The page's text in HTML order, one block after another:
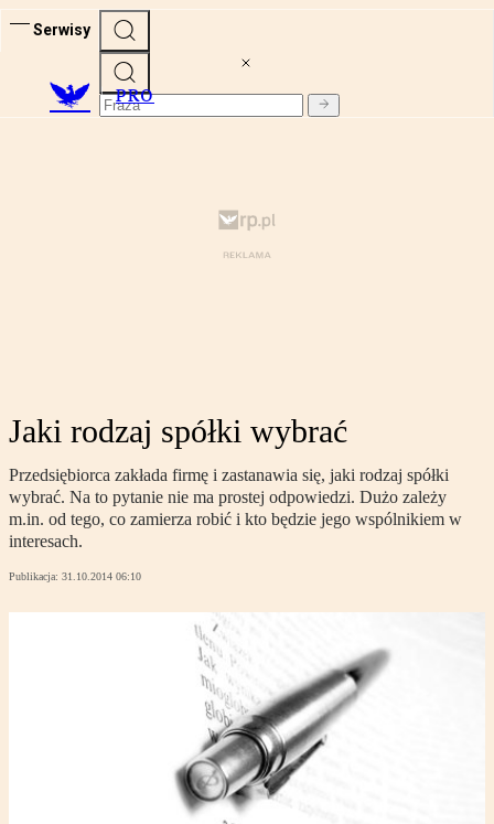
Serwisy
PRO
Jaki rodzaj spółki wybrać
Przedsiębiorca zakłada firmę i zastanawia się, jaki rodzaj spółki
wybrać. Na to pytanie nie ma prostej odpowiedzi. Dużo zależy
m.in. od tego, co zamierza robić i kto będzie jego wspólnikiem w
interesach.
Publikacja: 31.10.2014 06:10